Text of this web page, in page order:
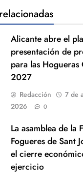
Alicante abre el
presentación de
para las Hogueras
2027
Redacción
7 de
2026
0
La asamblea de la
Fogueres de Sant
el cierre
ejercicio